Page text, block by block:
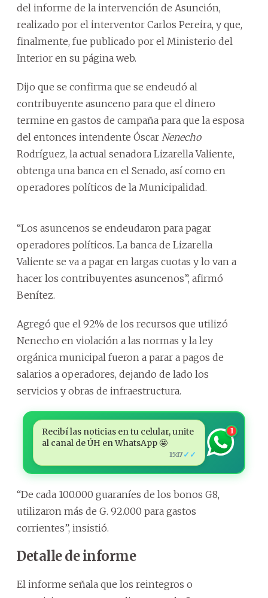
del informe de la intervención de Asunción,
realizado por el interventor Carlos Pereira, y que,
finalmente, fue publicado por el Ministerio del
Interior en su página web.
Dijo que se confirma que se endeudó al
contribuyente asunceno para que el dinero
termine en gastos de campaña para que la esposa
del entonces intendente Óscar Nenecho
Rodríguez, la actual senadora Lizarella Valiente,
obtenga una banca en el Senado, así como en
operadores políticos de la Municipalidad.
“Los asuncenos se endeudaron para pagar
operadores políticos. La banca de Lizarella
Valiente se va a pagar en largas cuotas y lo van a
hacer los contribuyentes asuncenos”, afirmó
Benítez.
Agregó que el 92% de los recursos que utilizó
Nenecho en violación a las normas y la ley
orgánica municipal fueron a parar a pagos de
salarios a operadores, dejando de lado los
servicios y obras de infraestructura.
Recibí las noticias en tu celular, unite
al canal de ÚH en WhatsApp 🤩
15:17 ✓✓
1
“De cada 100.000 guaraníes de los bonos G8,
utilizaron más de G. 92.000 para gastos
corrientes”, insistió.
Detalle de informe
El informe señala que los reintegros o